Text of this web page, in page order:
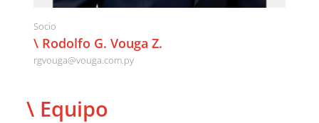
Socio
\ Rodolfo G. Vouga Z.
rgvouga@vouga.com.py
\ Equipo